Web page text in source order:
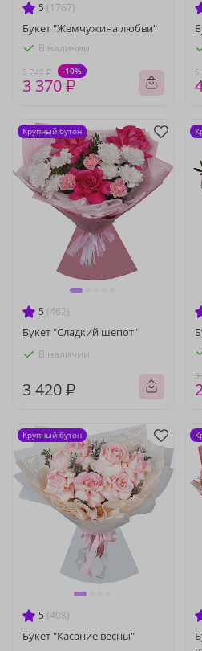
5 (1767)
Букет "Жемчужина любви"
В наличии
3 740 ₽ -10%
3 370 ₽
5
5 (462)
Букет "Сладкий шепот"
В наличии
3 420 ₽
Крупный бутон
3
5 (408)
Букет "Касание весны"
Крупный бутон